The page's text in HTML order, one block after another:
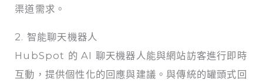
渠道需求。
2. 智能聊天機器人
HubSpot 的 AI 聊天機器人能與網站訪客進行即時
互動，提供個性化的回應與建議。與傳統的罐頭式回